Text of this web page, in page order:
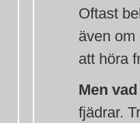
Oftast
även
att höra
Men
fjädrar.